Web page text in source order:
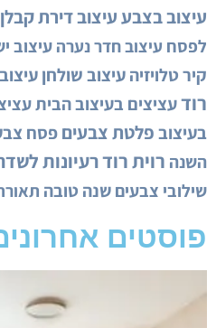
עיצוב בצבעעיצוב דירת קבלן
לפסח עיצוב חדר נערה עיצוב
קיר טלויזיהעיצוב שולחן
רודעציצים בעיצוב הבית
בעיצובפלטת צבעיםפסח
השנה רוית רודרעיונות
שילובי צבעיםשנה טובה
פוסטים